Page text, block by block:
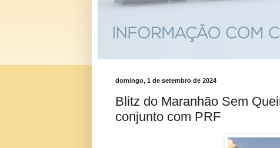
domingo, 1 de setembro de 2024
Blitz do Maranhão Sem
conjunto com PRF